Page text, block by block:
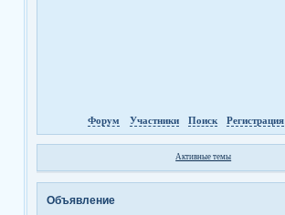
Форум Участники Поиск Регистрация
Активные темы
Объявление